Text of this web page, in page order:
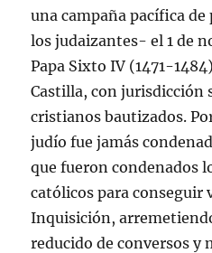
una campaña pacífica
los judaizantes- el 1 de
Papa Sixto IV (1471-
Castilla, con jurisdicción
cristianos bautizados.
judío fue jamás
que fueron condenados
católicos para conseguir
Inquisición,
reducido de conversos y